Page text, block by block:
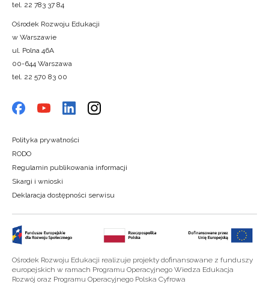
tel. 22 783 37 84
Ośrodek Rozwoju Edukacji
w Warszawie
ul. Polna 46A
00-644 Warszawa
tel. 22 570 83 00
Polityka prywatności
RODO
Regulamin publikowania informacji
Skargi i wnioski
Deklaracja dostępności serwisu
Ośrodek Rozwoju Edukacji realizuje projekty dofinansowane z funduszy
europejskich w ramach Programu Operacyjnego Wiedza Edukacja
Rozwój oraz Programu Operacyjnego Polska Cyfrowa